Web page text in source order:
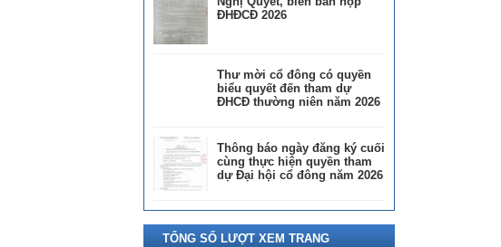
ĐHĐCĐ 2026
Thư mời cổ đông có quyền
biểu quyết đến tham dự
ĐHCĐ thường niên năm 2026
Thông báo ngày đăng ký cuối
cùng thực hiện quyền tham
dự Đại hội cổ đông năm 2026
TỔNG SỐ LƯỢT XEM TRANG